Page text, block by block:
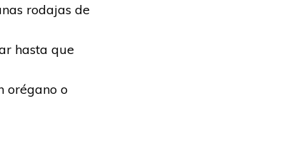
rodajas de
hasta que
orégano o